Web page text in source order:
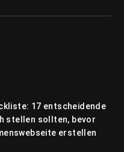
17 entscheidende
stellen sollten, bevor
erstellen